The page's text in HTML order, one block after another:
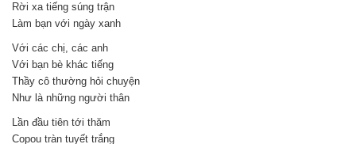
Rời xa tiếng súng trận
Làm bạn với ngày xanh
Với các chị, các anh
Với bạn bè khác tiếng
Thầy cô thường hỏi chuyện
Như là những người thân
Lần đầu tiên tới thăm
Copou tràn tuyết trắng